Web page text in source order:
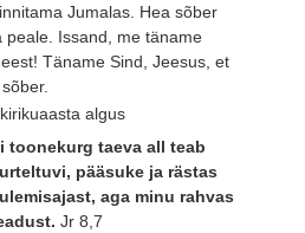
Jumalas. Hea sõber
peale. Issand, me täname
Täname Sind, Jeesus, et
algus
toonekurg taeva all teab
pääsuke ja rästas
aga minu rahvas
Jr 8,7